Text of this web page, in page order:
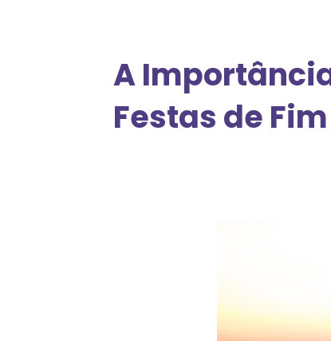
A
Festas de